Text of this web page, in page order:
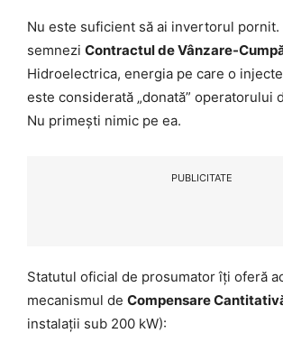
Nu este suficient să ai invertorul pornit.
semnezi Contractul de Vânzare-
Hidroelectrica, energia pe care o
este considerată „donată” operatorului
Nu primești nimic pe ea.
PUBLICITATE
Statutul oficial de prosumator îți oferă
mecanismul de Compensare
instalații sub 200 kW):